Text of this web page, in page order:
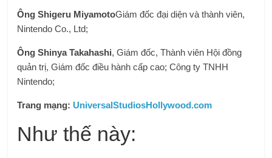
Ông Shigeru MiyamotoGiám đốc đại diện và thành viên,
Nintendo Co., Ltd;
Ông Shinya Takahashi, Giám đốc, Thành viên Hội đồng
quản trị, Giám đốc điều hành cấp cao; Công ty TNHH
Nintendo;
Trang mạng: UniversalStudiosHollywood.com
Như thế này: